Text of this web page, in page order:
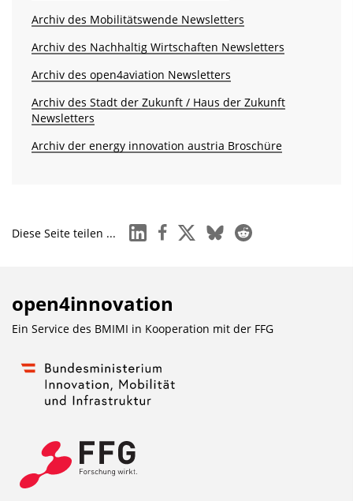
Archiv des Mobilitätswende Newsletters
Archiv des Nachhaltig Wirtschaften Newsletters
Archiv des open4aviation Newsletters
Archiv des Stadt der Zukunft / Haus der Zukunft
Newsletters
Archiv der energy innovation austria Broschüre
Diese Seite teilen ... linkedinfacebook
x blueskyreddit
open4innovation
Ein Service des BMIMI in Kooperation mit der FFG